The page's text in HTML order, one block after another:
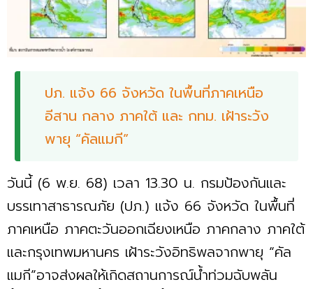
ปภ. แจ้ง 66 จังหวัด ในพื้นที่ภาคเหนือ
อีสาน กลาง ภาคใต้ และ กทม. เฝ้าระวัง
พายุ “คัลแมกี”
วันนี้ (6 พ.ย. 68) เวลา 13.30 น. กรมป้องกันและ
บรรเทาสาธารณภัย (ปภ.) แจ้ง 66 จังหวัด ในพื้นที่
ภาคเหนือ ภาคตะวันออกเฉียงเหนือ ภาคกลาง ภาคใต้
และกรุงเทพมหานคร เฝ้าระวังอิทธิพลจากพายุ “คัล
แมกี”อาจส่งผลให้เกิดสถานการณ์น้ำท่วมฉับพลัน